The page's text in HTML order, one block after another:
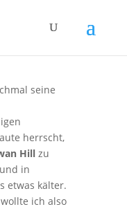
seine
herrscht,
Hillzu
in
etwas kälter.
ich also